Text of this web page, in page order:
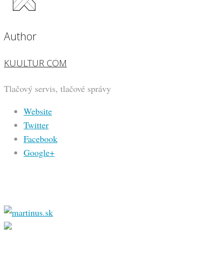
Author
KUULTUR COM
Tlačový servis, tlačové správy
Website
Twitter
Facebook
Google+